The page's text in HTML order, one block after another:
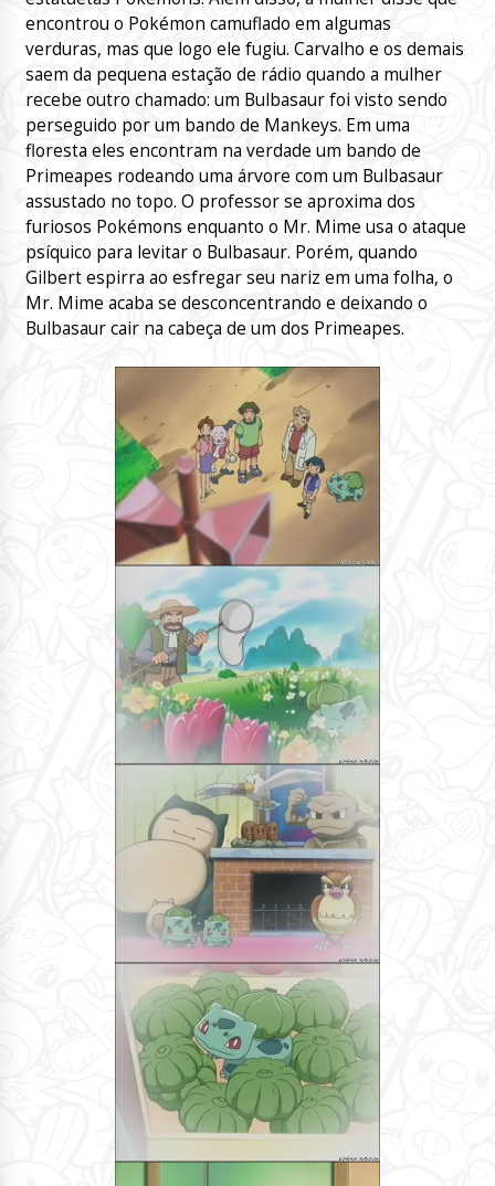
encontrou o Pokémon camuflado em algumas
verduras, mas que logo ele fugiu. Carvalho e os demais
saem da pequena estação de rádio quando a mulher
recebe outro chamado: um Bulbasaur foi visto sendo
perseguido por um bando de Mankeys. Em uma
floresta eles encontram na verdade um bando de
Primeapes rodeando uma árvore com um Bulbasaur
assustado no topo. O professor se aproxima dos
furiosos Pokémons enquanto o Mr. Mime usa o ataque
psíquico para levitar o Bulbasaur. Porém, quando
Gilbert espirra ao esfregar seu nariz em uma folha, o
Mr. Mime acaba se desconcentrando e deixando o
Bulbasaur cair na cabeça de um dos Primeapes.